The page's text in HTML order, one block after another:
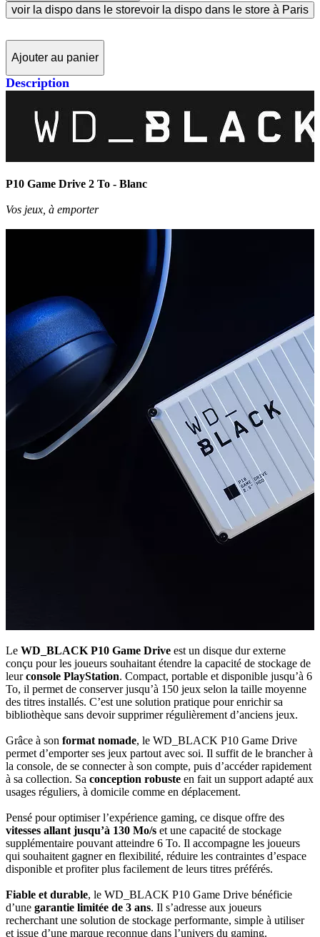
voir la dispo dans le storevoir la dispo dans le store à Paris
Ajouter au panier
Description
P10 Game Drive 2 To - Blanc
Vos jeux, à emporter
Le WD_BLACK P10 Game Drive est un disque dur externe
conçu pour les joueurs souhaitant étendre la capacité de stockage de
leurconsole PlayStation. Compact, portable et disponible jusqu’à 6
To, il permet de conserver jusqu’à 150 jeux selon la taille moyenne
des titres installés. C’est une solution pratique pour enrichir sa
bibliothèque sans devoir supprimer régulièrement d’anciens jeux.
Grâce à son format nomade, le WD_BLACK P10 Game Drive
permet d’emporter ses jeux partout avec soi. Il suffit de le brancher à
la console, de se connecter à son compte, puis d’accéder rapidement
à sa collection. Sa conception robuste en fait un support adapté aux
usages réguliers, à domicile comme en déplacement.
Pensé pour optimiser l’expérience gaming, ce disque offre des
vitesses allant jusqu’à 130 Mo/s et une capacité de stockage
supplémentaire pouvant atteindre 6 To. Il accompagne les joueurs
qui souhaitent gagner en flexibilité, réduire les contraintes d’espace
disponible et profiter plus facilement de leurs titres préférés.
Fiable et durable, le WD_BLACK P10 Game Drive bénéficie
d’une garantie limitée de 3 ans. Il s’adresse aux joueurs
recherchant une solution de stockage performante, simple à utiliser
et issue d’une marque reconnue dans l’univers du gaming.